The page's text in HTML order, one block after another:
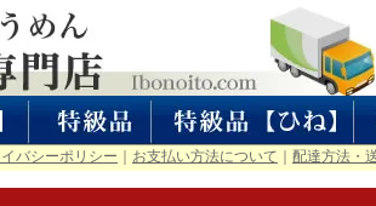
バシーポリシー お支払い方法について 配達方法・